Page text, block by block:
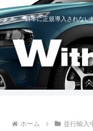
日本に正規導入されな
ホーム 並行輸入